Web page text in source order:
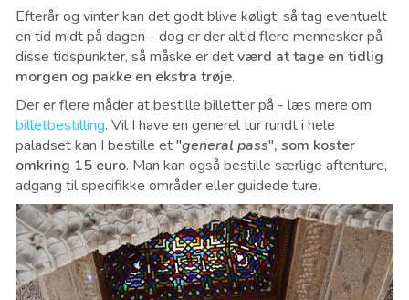
Efterår og vinter kan det godt blive køligt, så tag eventuelt
en tid midt på dagen - dog er der altid flere mennesker på
disse tidspunkter, så måske er detværd at tage en tidlig
morgen og pakke en ekstra trøje.
Der er flere måder at bestille billetter på - læs mere om
billetbestilling. Vil I have en generel tur rundt i hele
paladset kan I bestille et"general pass", som koster
omkring 15 euro. Man kan også bestille særlige aftenture,
adgang til specifikke områder eller guidede ture.